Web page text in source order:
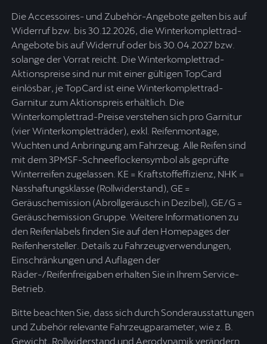
Die Accessoires- und Zubehör-Angebote gelten bis auf
Widerruf bzw. bis 30.12.2026, die Winterkomplettrad-
Angebote bis auf Widerruf oder bis 30.04.2027 bzw.
solange der Vorrat reicht. Die Winterkomplettrad-
Aktionspreise sind nur mit einer gültigen TopCard
einlösbar, je TopCard ist eine Winterkomplettrad-
Garnitur zum Aktionspreis erhältlich. Die
Winterkomplettrad-Preise verstehen sich pro Garnitur
(vier Winterkompletträder), exkl. Reifenmontage,
Wuchten und Anbringung am Fahrzeug. Alle Reifen sind
mit dem 3PMSF-Schneeflockensymbol als geprüfte
Winterreifen zugelassen. KE = Kraftstoffeffizienz, NHK =
Nasshaftungsklasse (Rollwiderstand), GE =
Geräuschemission (Abrollgeräusch in Dezibel), GE/G =
Geräuschemission Gruppe. Weitere Informationen zu
den Reifenlabels finden Sie auf den Homepages der
Reifenhersteller. Details zu Fahrzeugverwendungen,
Einschränkungen und Auflagen der
Räder-/Reifenfreigaben erhalten Sie in Ihrem Service-
Betrieb.
Bitte beachten Sie, dass sich durch Sonderausstattungen
und Zubehör relevante Fahrzeugparameter, wie z. B.
Gewicht, Rollwiderstand und Aerodynamik verändern